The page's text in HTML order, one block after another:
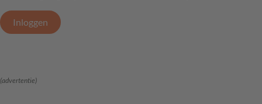
Inloggen
(advertentie)